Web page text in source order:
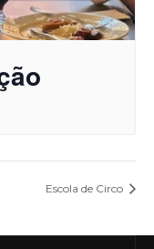
Escola de Circo